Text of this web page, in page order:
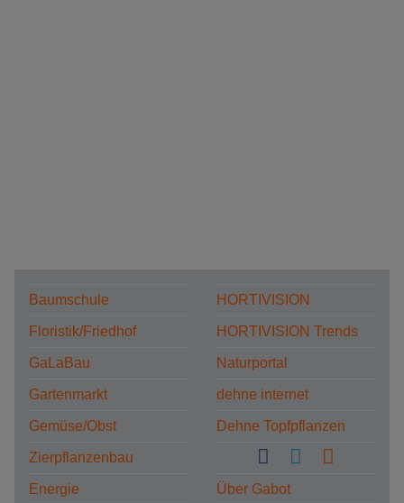
Baumschule
Floristik/Friedhof
GaLaBau
Gartenmarkt
Gemüse/Obst
Zierpflanzenbau
Energie
HORTIVISION
HORTIVISION Trends
Naturportal
dehne internet
Dehne Topfpflanzen
Über Gabot